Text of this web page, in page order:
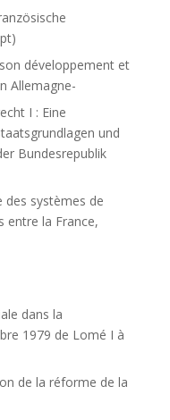
développement et
Allemagne-
I : Eine
und
Bundesrepublik
des systèmes de
entre la France,
dans la
1979 de Lomé I à
de la réforme de la